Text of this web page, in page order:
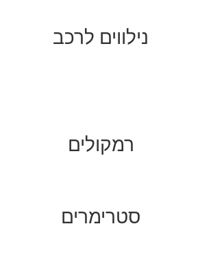
נילווים לרכב
רמקולים
סטרימרים